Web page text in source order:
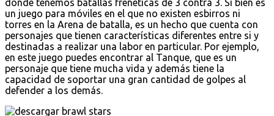
un juego para móviles en el que no existen esbirros ni
torres en la Arena de batalla, es un hecho que cuenta con
personajes que tienen características diferentes entre si y
destinadas a realizar una labor en particular. Por ejemplo,
en este juego puedes encontrar al Tanque, que es un
personaje que tiene mucha vida y además tiene la
capacidad de soportar una gran cantidad de golpes al
defender a los demás.